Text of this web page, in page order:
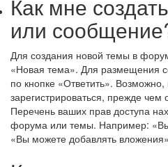
Как мне
или
Для создания новой темы в
«Новая тема». Для размещения
по кнопке «Ответить». Возможно,
зарегистрироваться, прежде чем
Перечень ваших прав доступа
форума или темы. Например:
«Вы можете добавлять